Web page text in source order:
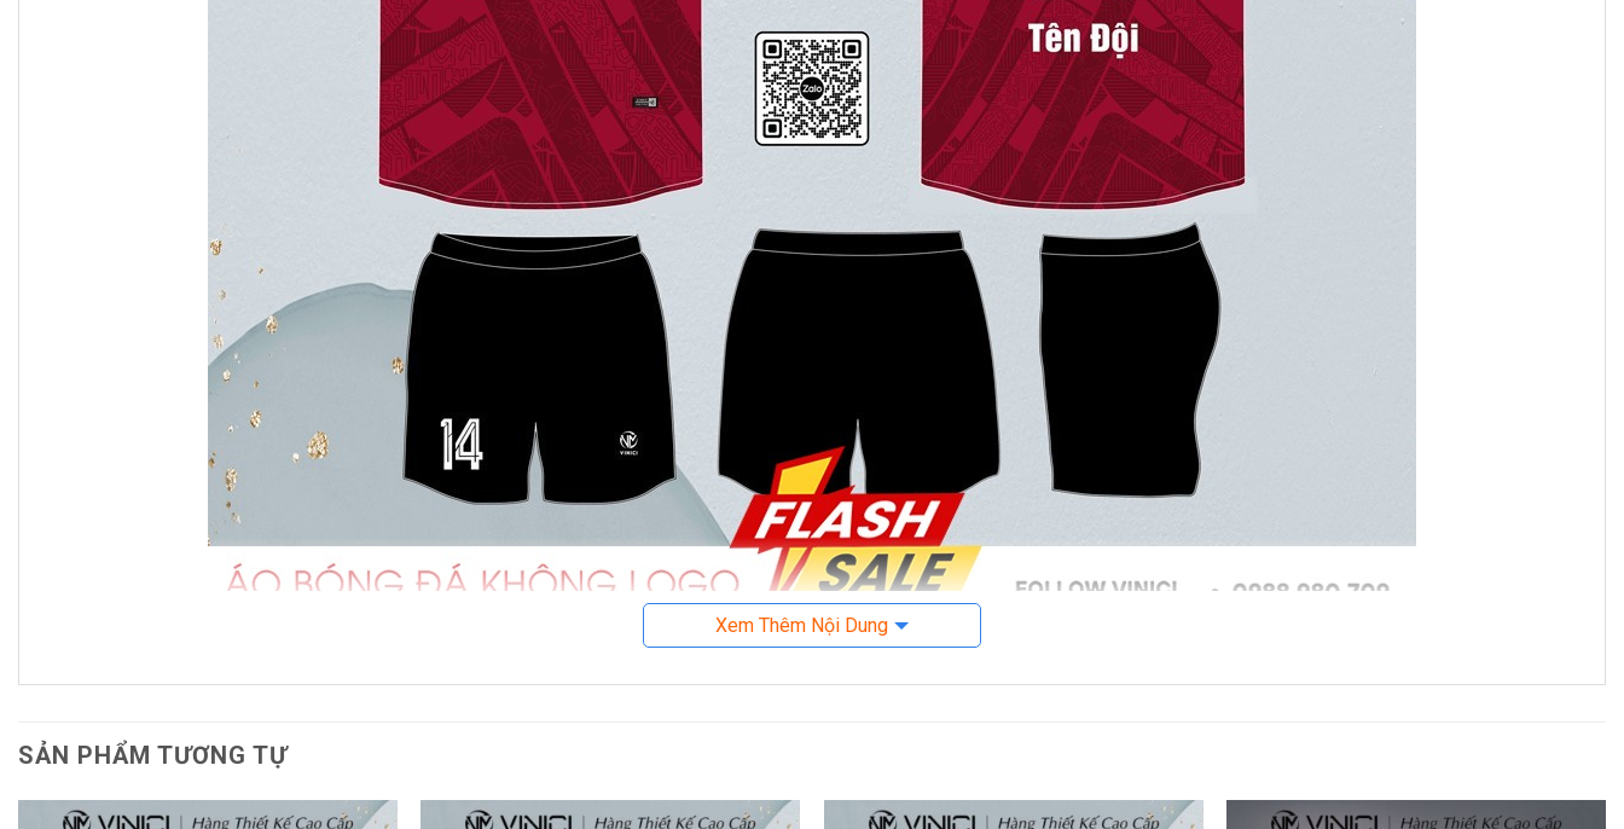
Áo Bóng Đá Thiết Kế BD08010 Màu Đỏ Đô – Tinh Thần Chiến Đấu Mạnh Mẽ
Thiết kế nổi bật với màu đỏ đô sang trọng
Mẫu áo bóng đá không logo BD08010 của VINICImang sắc đỏ đô (bordeaux) chủ đạo – tông màu biểu trưng cho sự máu lửa, uy lực và quyết tâm. Đây là màu sắc thường được các
Xem Thêm Nội Dung
SẢN PHẨM TƯƠNG TỰ